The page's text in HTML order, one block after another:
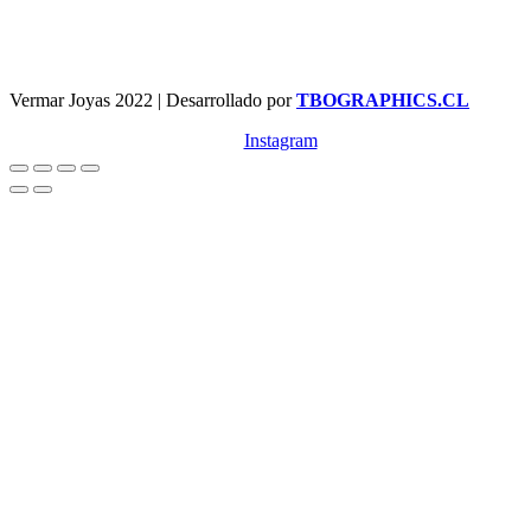
Vermar Joyas 2022 | Desarrollado porTBOGRAPHICS.CL
Instagram